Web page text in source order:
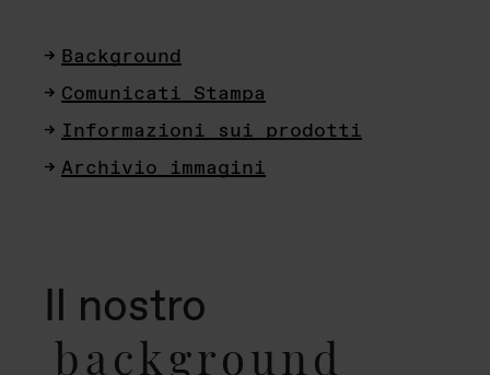
Background
Comunicati Stampa
Informazioni sui prodotti
Archivio immagini
Il nostro
background